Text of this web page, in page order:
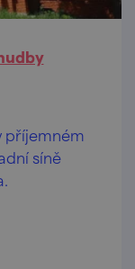
příjemném
síně